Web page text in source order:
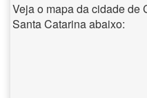
Veja o mapa da cidade de
Santa Catarina abaixo: